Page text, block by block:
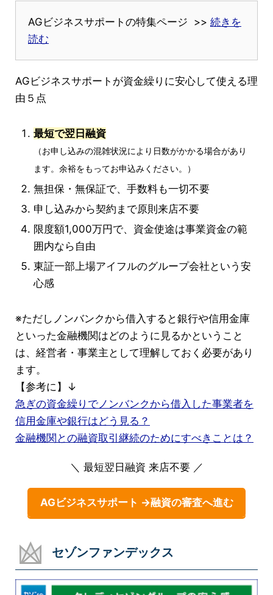
AGビジネスサポートの特集ページ >> 続きを
読む
AGビジネスサポートが資金繰りに安心して使える理
由５点
最短で翌日融資
（お申し込みの混雑状況により日数がかかる場合があり
ます。余裕をもってお申込みください。）
無担保・無保証で、手数料も一切不要
申し込みから契約まで原則来店不要
限度額1,000万円で、資金使途は事業資金の範
囲内なら自由
東証一部上場アイフルのグループ会社という安
心感
※ただしノンバンクから借入すると銀行や信用金庫
といった金融機関はどのように見るかということ
は、経営者・事業主として理解しておく必要があり
ます。
【参考に】↓
急ぎの資金繰りでノンバンクから借入した事業者を
信用金庫や銀行はどう見る？
金融機関との融資取引継続のためにすべきことは？
＼ 最短翌日融資 来店不要 ／
AGビジネスサポート →融資の審査へ進む
セゾンファンデックス